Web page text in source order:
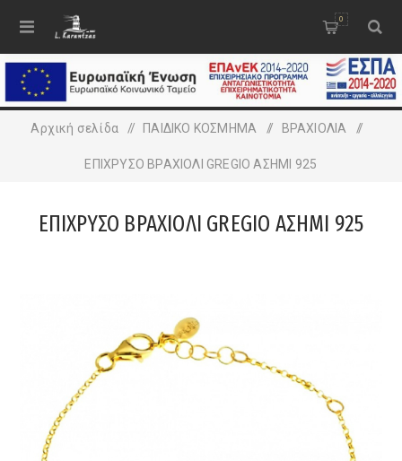
0
Αρχική σελίδα / ΠΑΙΔΙΚΟ ΚΟΣΜΗΜΑ / ΒΡΑΧΙΟΛΙΑ /
ΕΠΙΧΡΥΣΟ ΒΡΑΧΙΟΛΙ GREGIO ΑΣΗΜΙ 925
ΕΠΙΧΡΥΣΟ ΒΡΑΧΙΟΛΙ GREGIO ΑΣΗΜΙ 925